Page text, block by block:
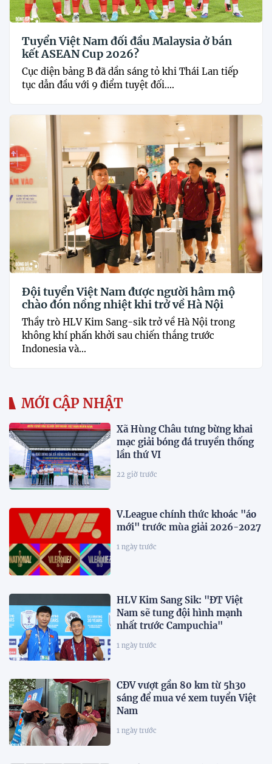
Tuyển Việt Nam đối đầu Malaysia ở bán
kết ASEAN Cup 2026?
Cục diện bảng B đã dần sáng tỏ khi Thái Lan tiếp
tục dẫn đầu với 9 điểm tuyệt đối....
Đội tuyển Việt Nam được người hâm mộ
chào đón nồng nhiệt khi trở về Hà Nội
Thầy trò HLV Kim Sang-sik trở về Hà Nội trong
không khí phấn khởi sau chiến thắng trước
Indonesia và...
MỚI CẬP NHẬT
Xã Hùng Châu tưng bừng khai
mạc giải bóng đá truyền thống
lần thứ VI
22 giờ trước
V.League chính thức khoác "áo
mới" trước mùa giải 2026-2027
1 ngày trước
HLV Kim Sang Sik: "ĐT Việt
Nam sẽ tung đội hình mạnh
nhất trước Campuchia"
1 ngày trước
CĐV vượt gần 80 km từ 5h30
sáng để mua vé xem tuyển Việt
Nam
1 ngày trước